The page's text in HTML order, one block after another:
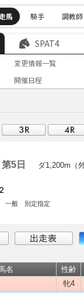
馬 騎手 調教師
SPAT4
変更情報一覧
開催日程
5日 ダ1,200m（
一般 別定指定
名
性齢
牝4